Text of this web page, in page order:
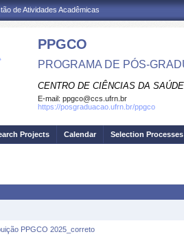
de Atividades Acadêmicas
PPGCO
PROGRAMA DE PÓS-
CENTRO DE CIÊNCIAS DA SAÚDE
E-mail: ppgco@ccs.ufrn.br
https://posgraduacao.ufrn.br/ppgco
Projects Calendar Selection Processes
PPGCO 2025_correto